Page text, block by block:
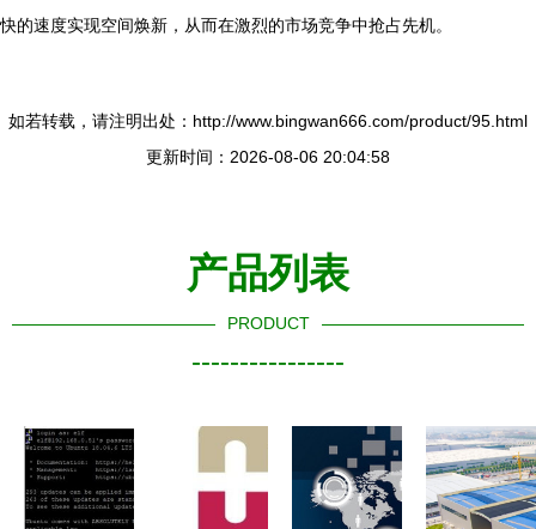
快的速度实现空间焕新，从而在激烈的市场竞争中抢占先机。
如若转载，请注明出处：http://www.bingwan666.com/product/95.html
更新时间：2026-08-06 20:04:58
产品列表
PRODUCT
----------------